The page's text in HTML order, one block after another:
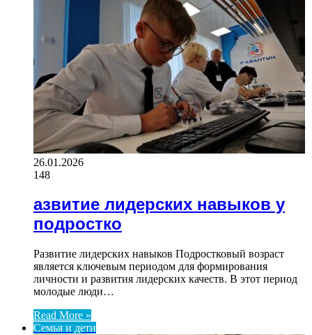
26.01.2026
148
азвитие лидерских навыков у
подростко
Развитие лидерских навыков Подростковый возраст
является ключевым периодом для формирования
личности и развития лидерских качеств. В этот период
молодые люди…
Read More »
Семья и дети